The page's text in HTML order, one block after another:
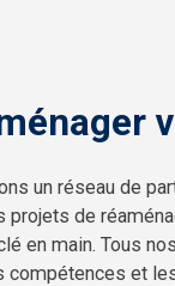
un réseau de
projets de
en main. Tous
compétences et